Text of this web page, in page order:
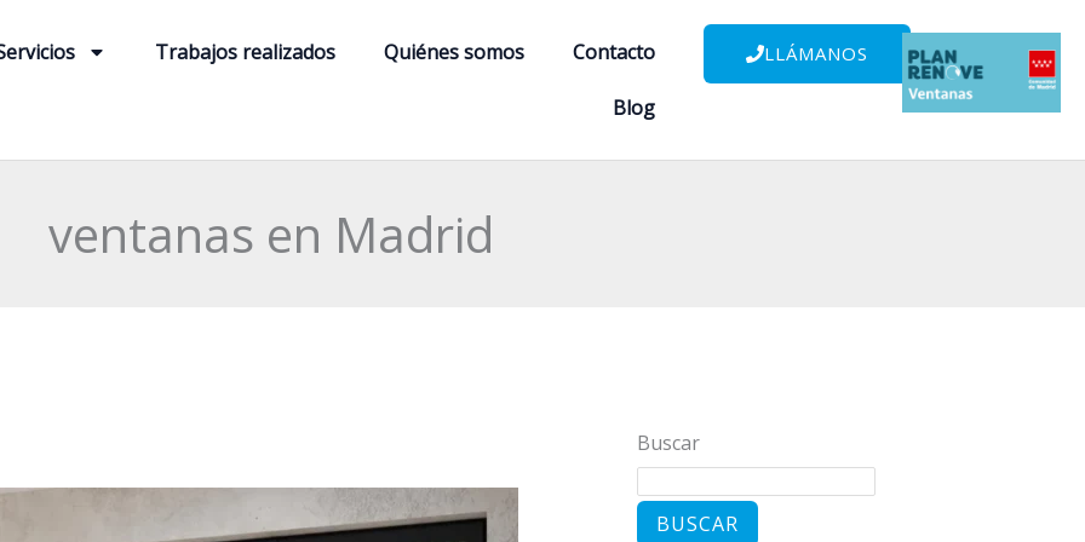
Trabajos realizados Quiénes somos Contacto
Blog
LLÁMANOS
ventanas en Madrid
Buscar
BUSCAR